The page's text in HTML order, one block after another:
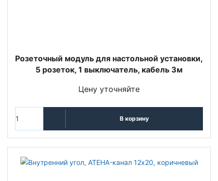
Розеточный модуль для настольной установки,
5 розеток, 1 выключатель, кабель 3м
Цену уточняйте
В корзину